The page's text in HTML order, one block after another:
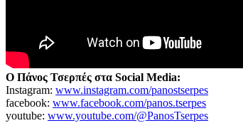
Ο Πάνος Τσερπές στα Social Media:
Instagram: www.instagram.com/panostserpes
facebook: www.facebook.com/panos.tserpes
youtube: www.youtube.com/@PanosTserpes